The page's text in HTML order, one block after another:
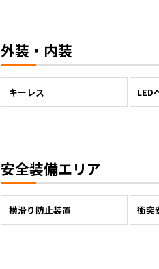
外装・内装
キーレス LED
安全装備エリア
横滑り防止装置 衝突